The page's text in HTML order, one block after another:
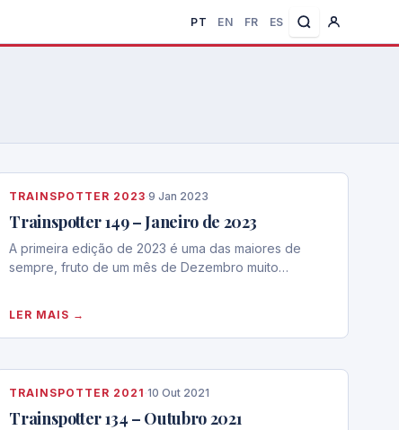
PT EN FR ES
TRAINSPOTTER 2023·9 Jan 2023
Trainspotter 149 – Janeiro de 2023
A primeira edição de 2023 é uma das maiores de
sempre, fruto de um mês de Dezembro muito…
LER MAIS →
TRAINSPOTTER 2021 ·10 Out 2021
Trainspotter 134 – Outubro 2021